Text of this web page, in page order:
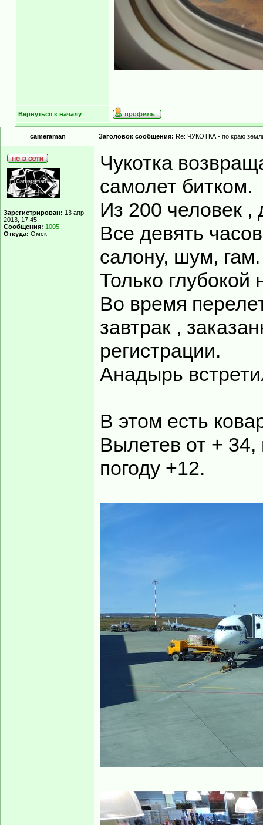
Вернуться к началу
cameraman Заголовок сообщения: Re: ЧУКОТКА - по краю
Зарегистрирован: 13 апр
2013, 17:45
Сообщения: 1005
Откуда: Омск
Чукотка
самолет битком.
Из 200 человек ,
Все девять
салону, шум, гам.
Только глубокой
Во время
завтрак ,
регистрации.
Анадырь
В этом есть
Вылетев от + 34,
погоду +12.